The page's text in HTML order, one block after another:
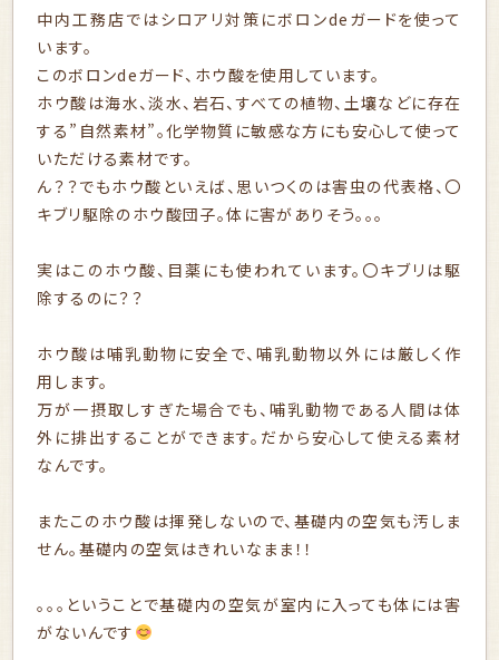
中内工務店ではシロアリ対策にボロンdeガードを使って
います。
このボロンdeガード、ホウ酸を使用しています。
ホウ酸は海水、淡水、岩石、すべての植物、土壤などに存在
する”自然素材”。化学物質に敏感な方にも安心して使って
いただける素材です。
ん？？でもホウ酸といえば、思いつくのは害虫の代表格、〇
キブリ駆除のホウ酸団子。体に害がありそう。。。
実はこのホウ酸、目薬にも使われています。〇キブリは駆
除するのに？？
ホウ酸は哺乳動物に安全で、哺乳動物以外には厳しく作
用します。
万が一摂取しすぎた場合でも、哺乳動物である人間は体
外に排出することができます。だから安心して使える素材
なんです。
またこのホウ酸は揮発しないので、基礎内の空気も汚しま
せん。基礎内の空気はきれいなまま！！
。。。ということで基礎内の空気が室内に入っても体には害
がないんです